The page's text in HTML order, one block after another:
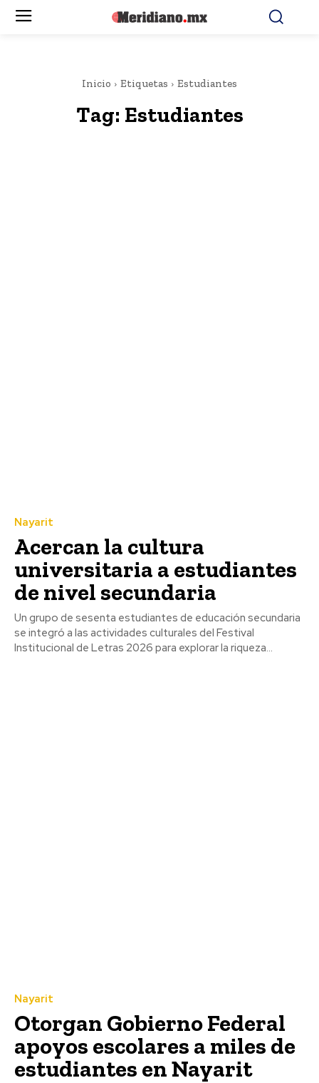
Inicio Etiquetas Estudiantes
Tag: Estudiantes
Nayarit
Acercan la cultura
universitaria a estudiantes
de nivel secundaria
Un grupo de sesenta estudiantes de educación secundaria
se integró a las actividades culturales del Festival
Institucional de Letras 2026 para explorar la riqueza...
Nayarit
Otorgan Gobierno Federal
apoyos escolares a miles de
estudiantes en Nayarit